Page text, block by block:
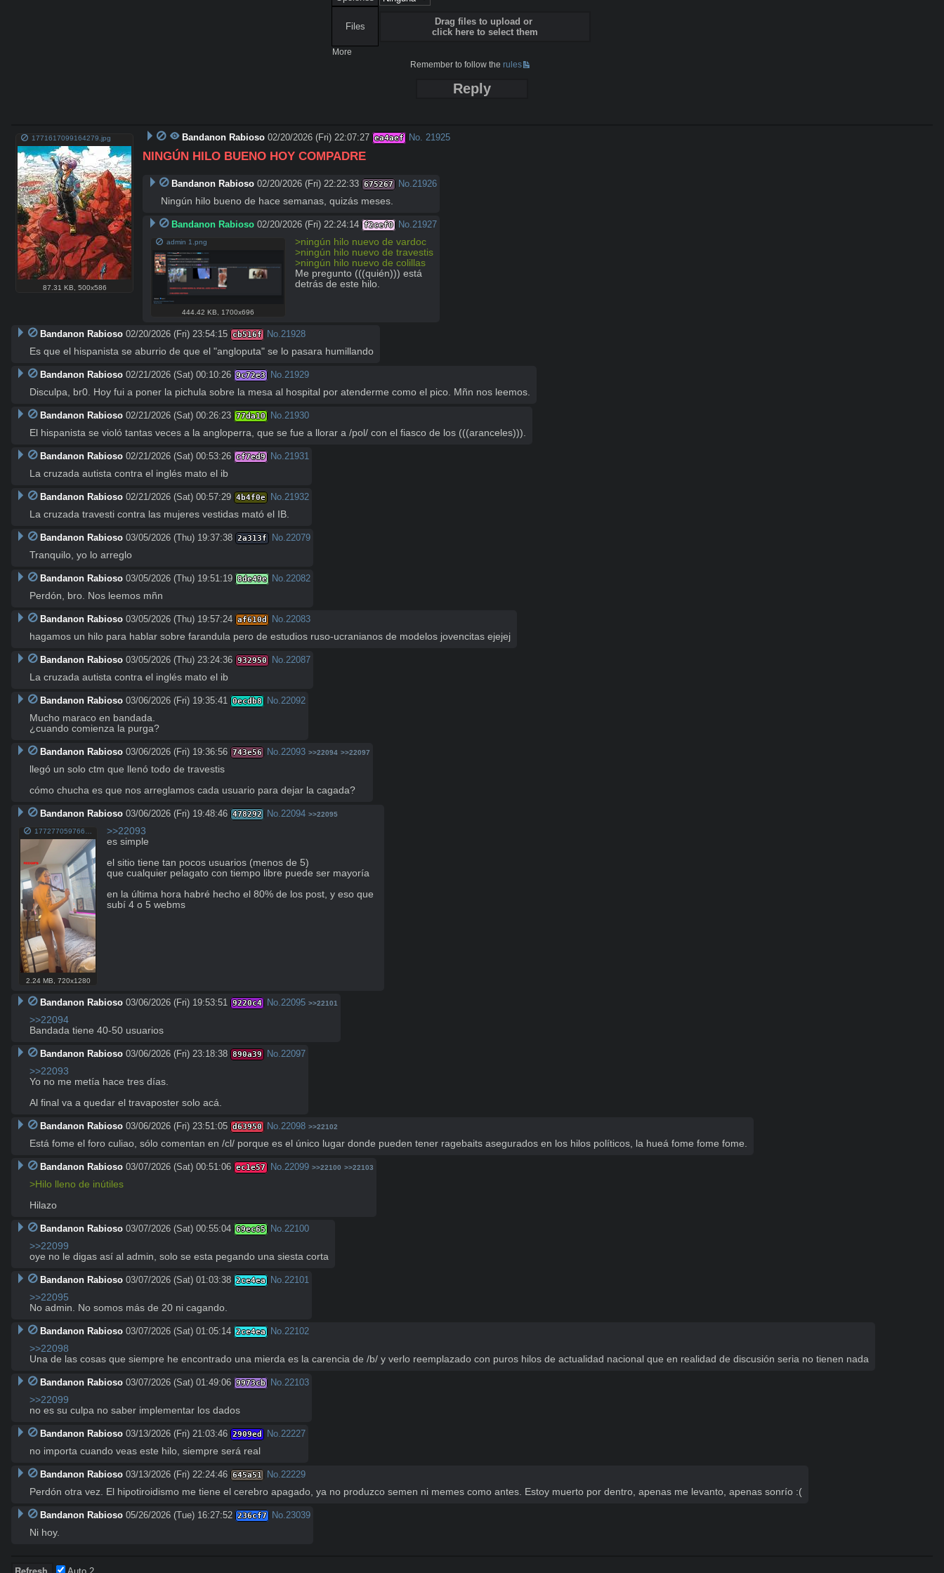
Files
Drag files to upload or
click here to select them
More
Remember to follow therules
Reply
1771617099164279.jpg
87.31 KB 500x586
Bandanon Rabioso 02/20/2026 (Fri) 22:07:27 ea4aef No. 21925
NINGÚN HILO BUENO HOY COMPADRE
Bandanon Rabioso 02/20/2026 (Fri) 22:22:33 675267 No. 21926
Ningún hilo bueno de hace semanas, quizás meses.
Bandanon Rabioso 02/20/2026 (Fri) 22:24:14 f2cef0 No. 21927
admin 1.png
444.42 KB 1700x696
>ningún hilo nuevo de vardoc
>ningún hilo nuevo de travestis
>ningún hilo nuevo de colillas
Me pregunto (((quién))) está
detrás de este hilo.
Bandanon Rabioso 02/20/2026 (Fri) 23:54:15 cb516f No. 21928
Es que el hispanista se aburrio de que el "angloputa" se lo pasara humillando
Bandanon Rabioso 02/21/2026 (Sat) 00:10:26 9c72e3 No. 21929
Disculpa, br0. Hoy fui a poner la pichula sobre la mesa al hospital por atenderme como el pico. Mñn nos leemos.
Bandanon Rabioso 02/21/2026 (Sat) 00:26:23 77da10 No. 21930
El hispanista se violó tantas veces a la angloperra, que se fue a llorar a /pol/ con el fiasco de los (((aranceles))).
Bandanon Rabioso 02/21/2026 (Sat) 00:53:26 cf7ed9 No. 21931
La cruzada autista contra el inglés mato el ib
Bandanon Rabioso 02/21/2026 (Sat) 00:57:29 4b4f0e No. 21932
La cruzada travesti contra las mujeres vestidas mató el IB.
Bandanon Rabioso 03/05/2026 (Thu) 19:37:38 2a313f No. 22079
Tranquilo, yo lo arreglo
Bandanon Rabioso 03/05/2026 (Thu) 19:51:19 8de49e No. 22082
Perdón, bro. Nos leemos mñn
Bandanon Rabioso 03/05/2026 (Thu) 19:57:24 af610d No. 22083
hagamos un hilo para hablar sobre farandula pero de estudios ruso-ucranianos de modelos jovencitas ejejej
Bandanon Rabioso 03/05/2026 (Thu) 23:24:36 932950 No. 22087
La cruzada autista contra el inglés mato el ib
Bandanon Rabioso 03/06/2026 (Fri) 19:35:41 0ecdb8 No. 22092
Mucho maraco en bandada.
¿cuando comienza la purga?
Bandanon Rabioso 03/06/2026 (Fri) 19:36:56 743e56 No. 22093 >>22094 >>22097
llegó un solo ctm que llenó todo de travestis
cómo chucha es que nos arreglamos cada usuario para dejar la cagada?
Bandanon Rabioso 03/06/2026 (Fri) 19:48:46 478292 No. 22094 >>22095
2.24 MB 720x1280
>>22093
es simple
el sitio tiene tan pocos usuarios (menos de 5)
que cualquier pelagato con tiempo libre puede ser mayoría
en la última hora habré hecho el 80% de los post, y eso que
subí 4 o 5 webms
Bandanon Rabioso 03/06/2026 (Fri) 19:53:51 9220c4 No.22095 >>22101
>>22094
Bandada tiene 40-50 usuarios
Bandanon Rabioso 03/06/2026 (Fri) 23:18:38 890a39 No.22097
>>22093
Yo no me metía hace tres días.
Al final va a quedar el travaposter solo acá.
Bandanon Rabioso 03/06/2026 (Fri) 23:51:05 d63950 No.22098 >>22102
Está fome el foro culiao, sólo comentan en /cl/ porque es el único lugar donde pueden tener ragebaits asegurados en los hilos políticos, la hueá fome fome fome.
Bandanon Rabioso 03/07/2026 (Sat) 00:51:06 ec1e57 No.22099 >>22100 >>22103
>Hilo lleno de inútiles
Hilazo
Bandanon Rabioso 03/07/2026 (Sat) 00:55:04 69ec65 No.22100
>>22099
oye no le digas así al admin, solo se esta pegando una siesta corta
Bandanon Rabioso 03/07/2026 (Sat) 01:03:38 2ce4ea No.22101
>>22095
No admin. No somos más de 20 ni cagando.
Bandanon Rabioso 03/07/2026 (Sat) 01:05:14 2ce4ea No.22102
>>22098
Una de las cosas que siempre he encontrado una mierda es la carencia de /b/ y verlo reemplazado con puros hilos de actualidad nacional que en realidad de discusión seria no tienen nada
Bandanon Rabioso 03/07/2026 (Sat) 01:49:06 9973cb No.22103
>>22099
no es su culpa no saber implementar los dados
Bandanon Rabioso 03/13/2026 (Fri) 21:03:46 2909ed No.22227
no importa cuando veas este hilo, siempre será real
Bandanon Rabioso 03/13/2026 (Fri) 22:24:46 645a51 No.22229
Perdón otra vez. El hipotiroidismo me tiene el cerebro apagado, ya no produzco semen ni memes como antes. Estoy muerto por dentro, apenas me levanto, apenas sonrío :(
Bandanon Rabioso 05/26/2026 (Tue) 16:27:52 236cf7 No.23039
Ni hoy.